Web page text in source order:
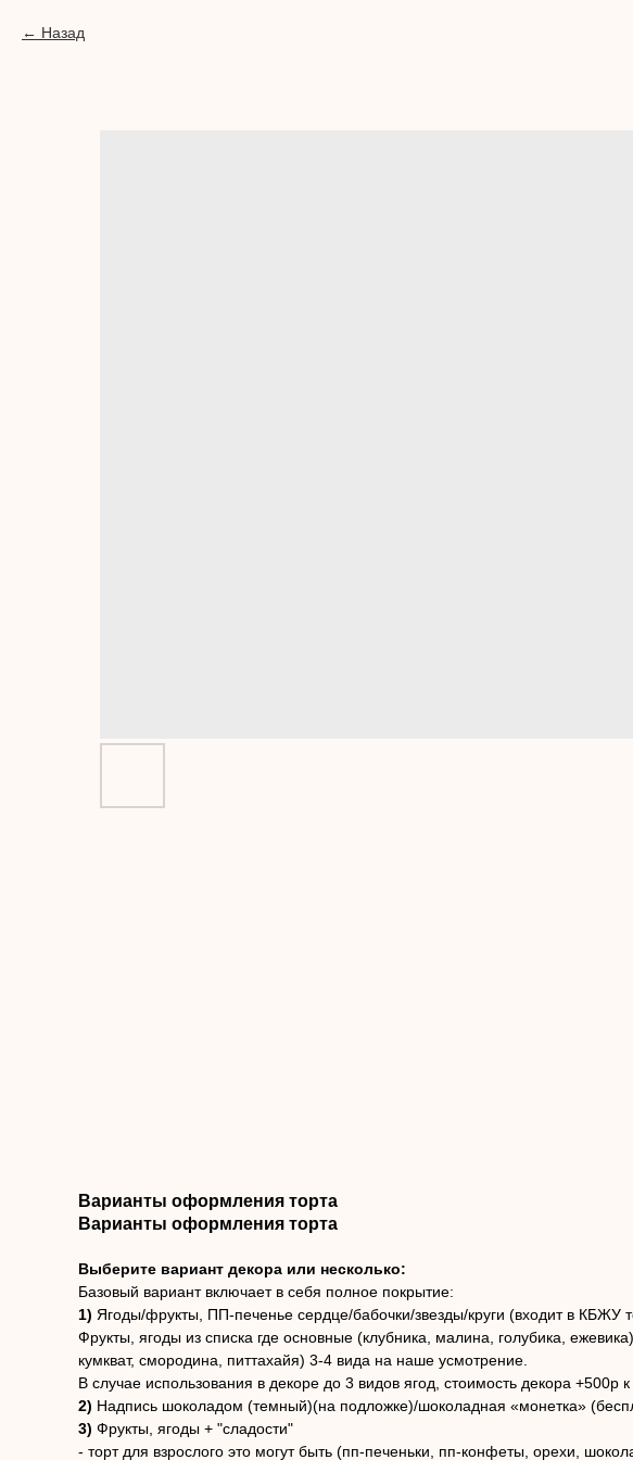
Назад
Варианты оформления торта
Варианты оформления торта
Выберите вариант декора или несколько:
Базовый вариант включает в себя полное покрытие:
1) Ягоды/фрукты, ПП-печенье сердце/бабочки/звезды/круги (входит в КБЖУ
Фрукты, ягоды из списка где основные (клубника, малина, голубика,
кумкват, смородина, питтахайя) 3-4 вида на наше усмотрение.
В случае использования в декоре до 3 видов ягод, стоимость декора
2) Надпись шоколадом (темный)(на подложке)/шоколадная «монетка»
3) Фрукты, ягоды + "сладости"
- торт для взрослого это могут быть (пп-печеньки, пп-конфеты, орехи,